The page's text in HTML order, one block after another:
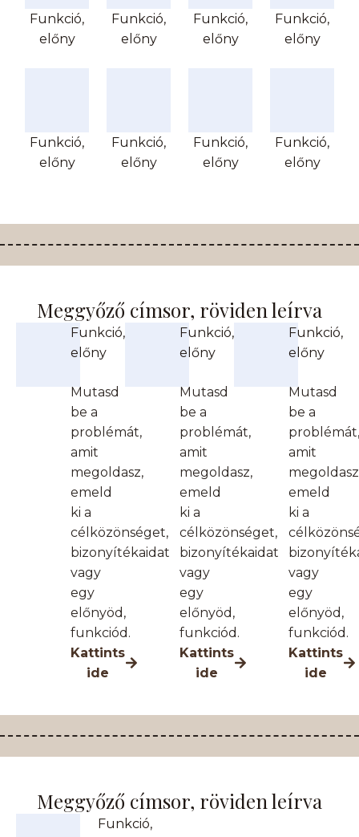
Funkció,
előny
Funkció,
előny
Funkció,
előny
Funkció,
előny
Funkció,
előny
Funkció,
előny
Funkció,
előny
Funkció,
előny
Meggyőző címsor, röviden leírva
Funkció,
előny
Mutasd
be a
problémát,
amit
megoldasz,
emeld
ki a
célközönséget,
bizonyítékaidat
vagy
egy
előnyöd,
funkciód.
Kattints
ide
Funkció,
előny
Mutasd
be a
problémát,
amit
megoldasz,
emeld
ki a
célközönséget,
bizonyítékaidat
vagy
egy
előnyöd,
funkciód.
Kattints
ide
Funkció,
előny
Mutasd
be a
problémát,
amit
emeld
ki a
vagy
egy
előnyöd,
funkciód.
Kattints
ide
Meggyőző címsor, röviden leírva
Funkció,